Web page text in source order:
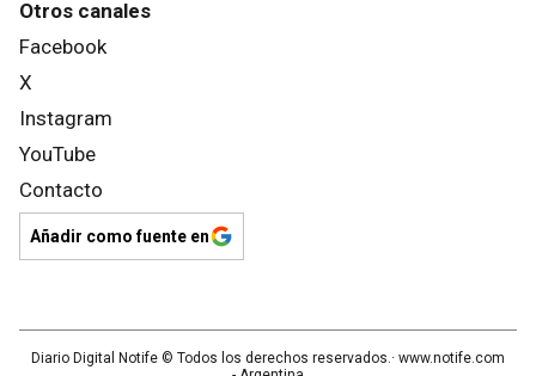
Otros canales
Facebook
X
Instagram
YouTube
Contacto
Añadir como fuente en
Diario Digital Notife © Todos los derechos reservados.· www.notife.com